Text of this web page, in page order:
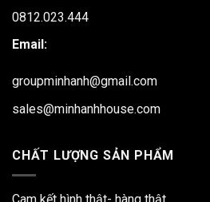
0812.023.444
Email:
groupminhanh@gmail.com
sales@minhanhhouse.com
CHẤT LƯỢNG SẢN PHẨM
Cam kết hình thật- hàng thật